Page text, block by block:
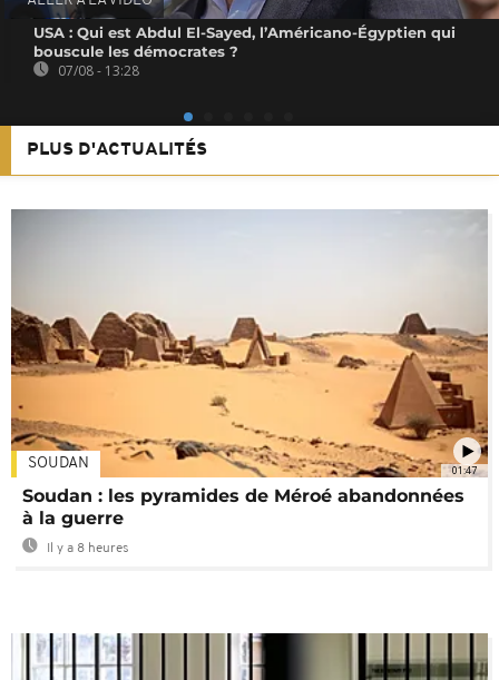
USA : Qui est Abdul El-Sayed, l’Américano-Égyptien qui
bouscule les démocrates ?
07/08 - 13:28
PLUS D'ACTUALITÉS
01:47
SOUDAN
Soudan : les pyramides de Méroé abandonnées
à la guerre
Il y a 8 heures